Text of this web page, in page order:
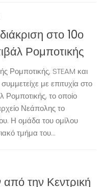
στο 10ο
Ρομποτικής
Ρομποτικής, STEAM και
με επιτυχία στο
Ρομποτικής, το οποίο
Νεάπολης το
Η ομάδα του ομίλου
τμήμα του...
την Κεντρική